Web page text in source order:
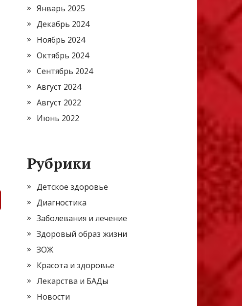
Январь 2025
Декабрь 2024
Ноябрь 2024
Октябрь 2024
Сентябрь 2024
Август 2024
Август 2022
Июнь 2022
Рубрики
Детское здоровье
Диагностика
Заболевания и лечение
Здоровый образ жизни
ЗОЖ
Красота и здоровье
Лекарства и БАДы
Новости